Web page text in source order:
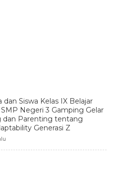
dan Siswa Kelas IX Belajar
Negeri 3 Gamping Gelar
dan Parenting tentang
Generasi Z